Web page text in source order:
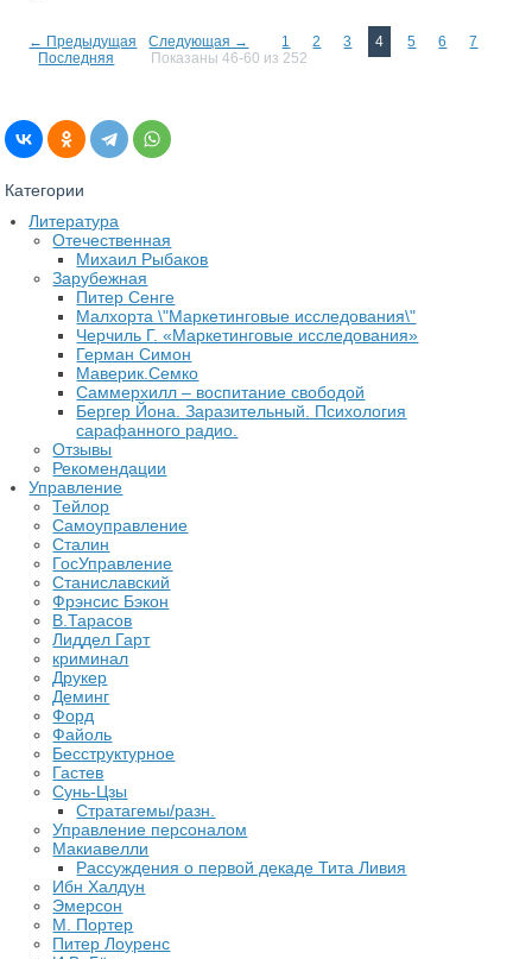
← Предыдущая Следующая → 1 2 3 4 5 6
7
Последняя
Показаны 46-60 из 252
Категории
Литература
Отечественная
Михаил Рыбаков
Зарубежная
Питер Сенге
Малхорта \"Маркетинговые исследования\"
Черчиль Г. «Маркетинговые исследования»
Герман Симон
Маверик.Семко
Саммерхилл – воспитание свободой
Бергер Йона. Заразительный. Психология
сарафанного радио.
Отзывы
Рекомендации
Управление
Тейлор
Самоуправление
Сталин
ГосУправление
Станиславский
Фрэнсис Бэкон
В.Тарасов
Лиддел Гарт
криминал
Друкер
Деминг
Форд
Файоль
Бесструктурное
Гастев
Сунь-Цзы
Стратагемы/разн.
Управление персоналом
Макиавелли
Рассуждения о первой декаде Тита Ливия
Ибн Халдун
Эмерсон
М. Портер
Питер Лоуренс